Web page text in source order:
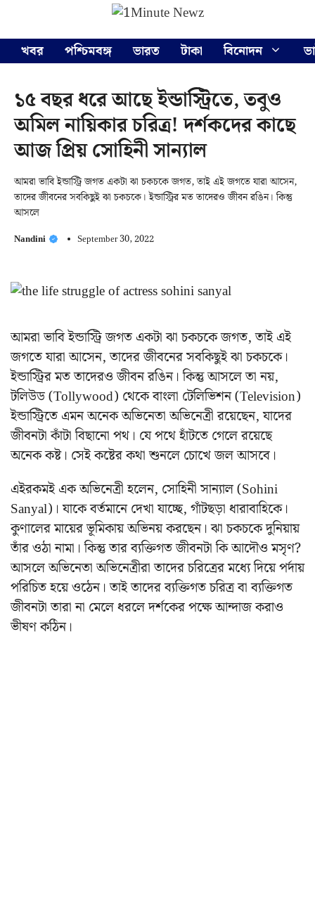
content
খবর
পশ্চিমবঙ্গ ভারত টাকা বিনোদন
১৫ বছর ধরে আছে ইন্ডাস্ট্রিতে, তবুও
অমিল নায়িকার চরিত্র! দর্শকদের কাছে
আজ প্রিয় সোহিনী সান্যাল
আমরা ভাবি ইন্ডাস্ট্রি জগত একটা ঝা চকচকে জগত, তাই এই জগতে যারা আসেন,
তাদের জীবনের সবকিছুই ঝা চকচকে। ইন্ডাস্ট্রির মত তাদেরও জীবন রঙিন। কিন্তু
আসলে
Nandini September 30, 2022
আমরা ভাবি ইন্ডাস্ট্রি জগত একটা ঝা চকচকে জগত, তাই এই
জগতে যারা আসেন, তাদের জীবনের সবকিছুই ঝা চকচকে।
ইন্ডাস্ট্রির মত তাদেরও জীবন রঙিন। কিন্তু আসলে তা নয়,
টলিউড (Tollywood) থেকে বাংলা টেলিভিশন (Television)
ইন্ডাস্ট্রিতে এমন অনেক অভিনেতা অভিনেত্রী রয়েছেন, যাদের
জীবনটা কাঁটা বিছানো পথ। যে পথে হাঁটতে গেলে রয়েছে
অনেক কষ্ট। সেই কষ্টের কথা শুনলে চোখে জল আসবে।
এইরকমই এক অভিনেত্রী হলেন, সোহিনী সান্যাল (Sohini
Sanyal)। যাকে বর্তমানে দেখা যাচ্ছে, গাঁটছড়া ধারাবাহিকে।
কুণালের মায়ের ভূমিকায় অভিনয় করছেন। ঝা চকচকে দুনিয়ায়
তাঁর ওঠা নামা। কিন্তু তার ব্যক্তিগত জীবনটা কি আদৌও মসৃণ?
আসলে অভিনেতা অভিনেত্রীরা তাদের চরিত্রের মধ্যে দিয়ে পর্দায়
পরিচিত হয়ে ওঠেন। তাই তাদের ব্যক্তিগত চরিত্র বা ব্যক্তিগত
জীবনটা তারা না মেলে ধরলে দর্শকের পক্ষে আন্দাজ করাও
ভীষণ কঠিন।